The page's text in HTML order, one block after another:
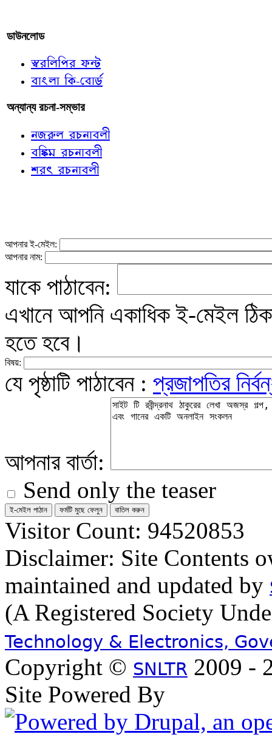
ডাউনলোড
স্বরলিপির ফন্ট
বাংলা কি-বোর্ড
অন্যান্য রচনা-সম্ভার
নজরুল রচনাবলী
বঙ্কিম রচনাবলী
শরৎ রচনাবলী
আপনার ই-মেইল:
আপনার নাম:
যাকে পাঠাবেন:
এখানে আপনি একাধিক ই-মেইল
হতে হবে।
বিষয়:
যে পৃষ্ঠাটি পাঠাবেন : প্রজাপতির
আপনার বার্তা:
Send only the teaser
Visitor Count: 94520853
Disclaimer: Site Contents
maintained and updated by
(A Registered Society
Technology & Electronics,
Copyright © SNLTR 2009 -
Site Powered By